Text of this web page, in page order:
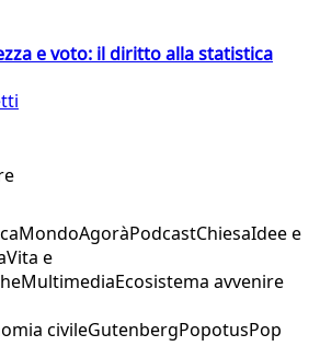
e voto: il diritto alla statistica
MondoAgoràPodcastChiesaIdee e
Vita e
MultimediaEcosistema avvenire
civileGutenbergPopotusPop